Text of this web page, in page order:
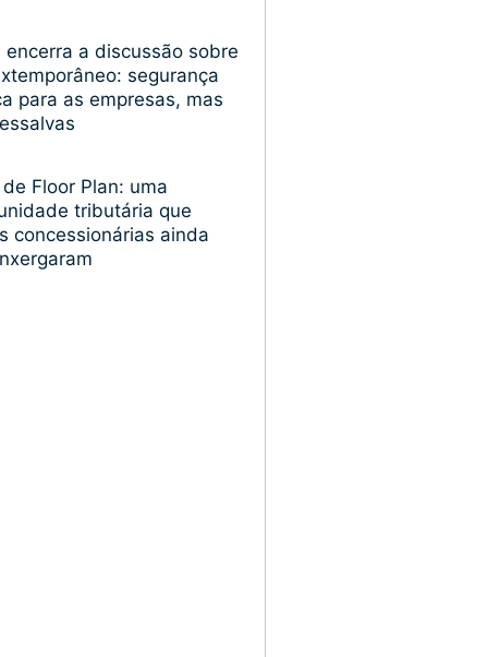
encerra a discussão sobre
segurança
para as empresas, mas
Floor Plan: uma
tributária que
concessionárias ainda